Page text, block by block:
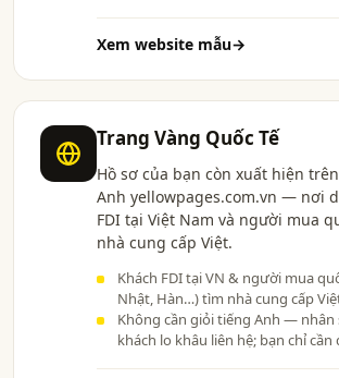
Xem website mẫu→
Trang Vàng Quốc Tế
Hồ sơ của bạn còn xuất hiện
Anh yellowpages.com.vn — nơi
FDI tại Việt Nam và người mua
nhà cung cấp Việt.
Khách FDI tại VN & người mua
Nhật, Hàn…) tìm nhà cung cấp
Không cần giỏi tiếng Anh — nhân
khách lo khâu liên hệ; bạn chỉ